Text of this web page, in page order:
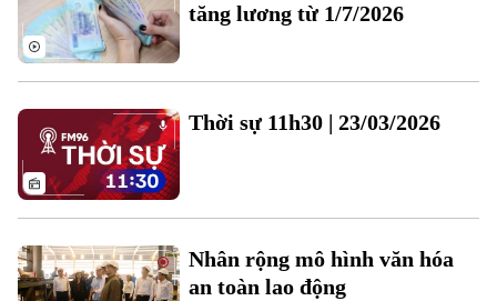
Điện ảnh
Âm nhạc
tăng lương từ 1/7/2026
Thời sự 11h30 | 23/03/2026
Nhân rộng mô hình văn hóa
an toàn lao động